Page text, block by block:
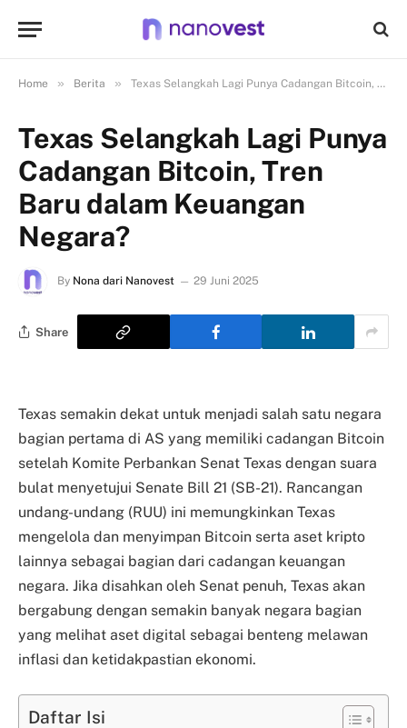
Home » Berita » Texas Selangkah Lagi Punya Cadangan Bitcoin, Tren Baru dalam Keuangan Negara?
Texas Selangkah Lagi Punya
Cadangan Bitcoin, Tren
Baru dalam Keuangan
Negara?
By Nona dari Nanovest 29 Juni 2025
Share
Texas semakin dekat untuk menjadi salah satu negara
bagian pertama di AS yang memiliki cadangan Bitcoin
setelah Komite Perbankan Senat Texas dengan suara
bulat menyetujui Senate Bill 21 (SB-21). Rancangan
undang-undang (RUU) ini memungkinkan Texas
mengelola dan menyimpan Bitcoin serta aset kripto
lainnya sebagai bagian dari cadangan keuangan
negara. Jika disahkan oleh Senat penuh, Texas akan
bergabung dengan semakin banyak negara bagian
yang melihat aset digital sebagai benteng melawan
inflasi dan ketidakpastian ekonomi.
Daftar Isi